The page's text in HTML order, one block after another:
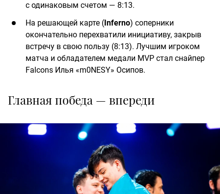
с одинаковым счетом — 8:13.
На решающей карте ( Inferno) соперники
окончательно перехватили инициативу, закрыв
встречу в свою пользу (8:13). Лучшим игроком
матча и обладателем медали MVP стал снайпер
Falcons Илья «m0NESY» Осипов.
Главная победа — впереди